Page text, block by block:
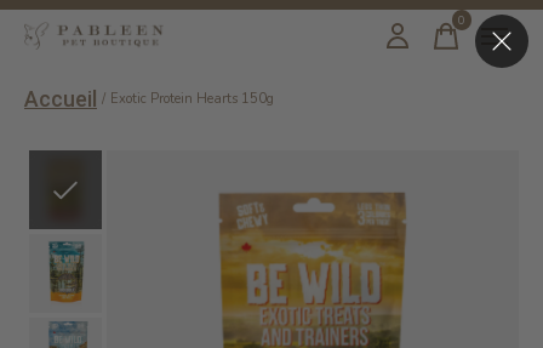
0items
Accueil / Exotic Protein Hearts 150g